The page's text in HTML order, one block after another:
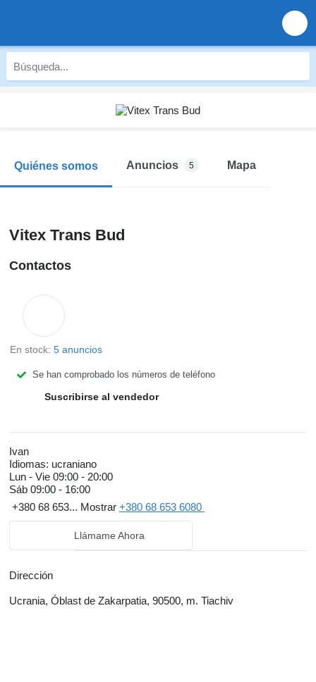
Quiénes somos Anuncios 5 Mapa
Vitex Trans Bud
Contactos
En stock: 5 anuncios
Se han comprobado los números de teléfono
Suscribirse al vendedor
Ivan
Idiomas: ucraniano
Lun - Vie 09:00 - 20:00
Sáb 09:00 - 16:00
+380 68 653... Mostrar +380 68 653 6080
Llámame Ahora
Dirección
Ucrania, Óblast de Zakarpatia, 90500, m. Tiachiv